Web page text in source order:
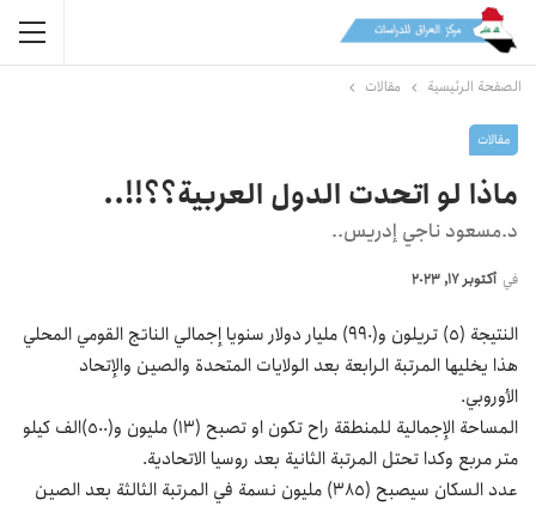
الصفحة الرئيسية مقالات
مقالات
ماذا لو اتحدت الدول العربية؟؟!!..
د.مسعود ناجي إدريس..
في أكتوبر 17, 2023
النتيجة (٥) تريلون و(٩٩٠) مليار دولار سنويا إجمالي الناتج القومي المحلي
هذا يخليها المرتبة الرابعة بعد الولايات المتحدة والصين والإتحاد
الأوروبي.
المساحة الإجمالية للمنطقة راح تكون او تصبح (١٣) مليون و(٥٠٠)الف كيلو
متر مربع وكدا تحتل المرتبة الثانية بعد روسيا الاتحادية.
عدد السكان سيصبح (٣٨٥) مليون نسمة في المرتبة الثالثة بعد الصين